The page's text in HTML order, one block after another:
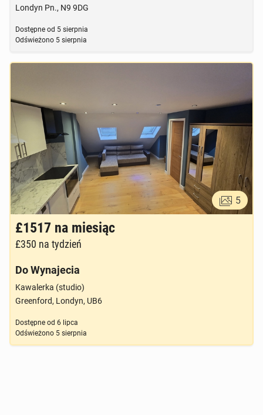
Londyn Pn., N9 9DG
Dostępne od 5 sierpnia
Odświeżono 5 sierpnia
5
£1517 na miesiąc
£350 na tydzień
Do Wynajecia
Kawalerka (studio)
Greenford, Londyn, UB6
Dostępne od 6 lipca
Odświeżono 5 sierpnia